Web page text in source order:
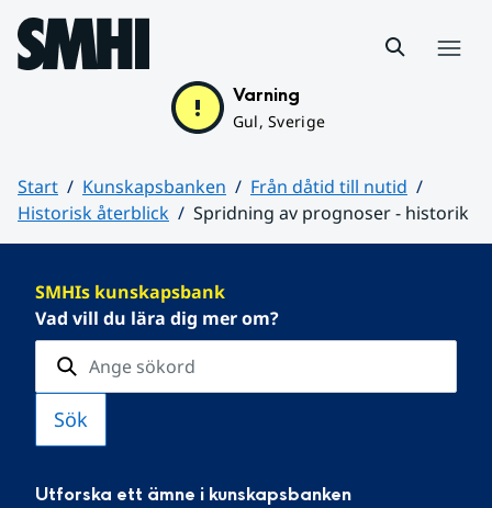
Hoppa till sidans innehåll
Varning
Gul, Sverige
Start Kunskapsbanken
Från dåtid till nutid
Historisk återblick
Spridning av prognoser - historik
SMHIs kunskapsbank
Vad vill du lära dig mer om?
Utforska ett ämne i kunskapsbanken